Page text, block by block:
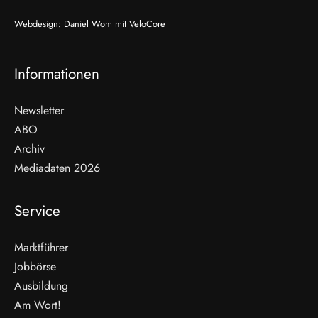
Webdesign: Daniel Wom mit VeloCore
Informationen
Newsletter
ABO
Archiv
Mediadaten 2026
Service
Marktführer
Jobbörse
Ausbildung
Am Wort!